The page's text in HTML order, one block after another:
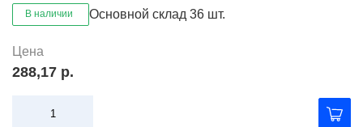
В наличии Основной склад 36 шт.
Цена
288,17 р.